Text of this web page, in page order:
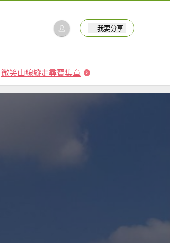
我要分享
微笑山線縱走尋寶集章